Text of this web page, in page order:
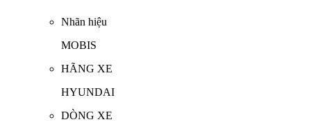
Nhãn hiệu
MOBIS
HÃNG XE
HYUNDAI
DÒNG XE